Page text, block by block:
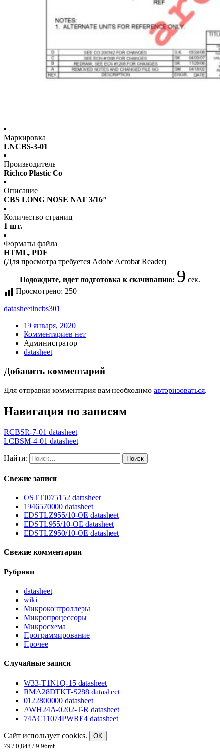
Маркировка
LNCBS-3-01
Производитель
Richco Plastic Co
Описание
CBS LONG NOSE NAT 3/16″
Количество страниц
1 шт.
Форматы файла
HTML, PDF
(Для просмотра требуется Adobe Acrobat Reader)
Подождите, идет подготовка к скачиванию: 9 сек.
Просмотрено: 250
datasheetlncbs301
19 января, 2020
Комментариев нет
Администратор
datasheet
Добавить комментарий
Для отправки комментария вам необходимо авторизоваться.
Навигация по записям
RCBSR-7-01 datasheet
LCBSM-4-01 datasheet
Найти:
Свежие записи
OSTTJ075152 datasheet
1946570000 datasheet
EDSTLZ955/10-OE datasheet
EDSTL955/10-OE datasheet
EDSTLZ950/10-OE datasheet
Свежие комментарии
Рубрики
datasheet
wiki
Микроконтроллеры
Микропроцессоры
Микросхема
Программирование
Прочее
Случайные записи
W33-T1N1Q-15 datasheet
RMA28DTKT-S288 datasheet
0122800000 datasheet
AWH24A-0202-T-R datasheet
74AC11074PWRE4 datasheet
Сайт использует cookies.
OK
79 / 0,848 / 9.96mb